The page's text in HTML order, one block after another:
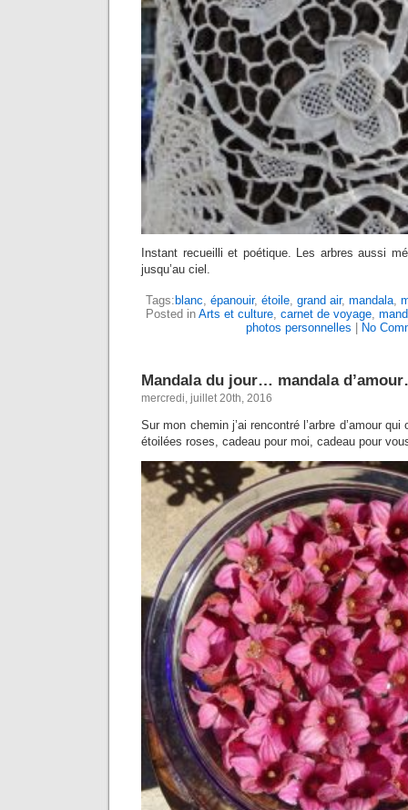
Instant recueilli et poétique. Les arbres aussi
jusqu’au ciel.
Tags: blanc épanouir, étoile grand air, mandala
Posted in Arts et culture, carnet de voyage,
photos personnelles
No
Mandala du jour… mandala
mercredi, juillet 20th, 2016
Sur mon chemin j’ai rencontré l’arbre d’amour
étoilées roses, cadeau pour moi, cadeau pour